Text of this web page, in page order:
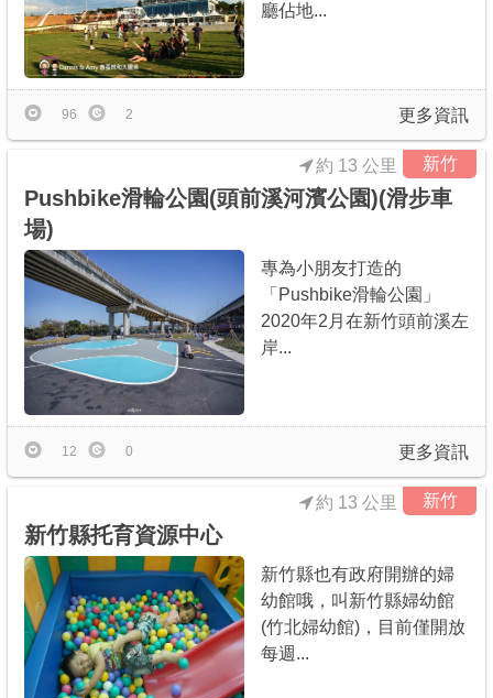
廳佔地...
更多資訊
96 2
新竹
約 13 公里
Pushbike滑輪公園(頭前溪河濱公園)(滑步車
場)
專為小朋友打造的
「Pushbike滑輪公園」
2020年2月在新竹頭前溪左
岸...
更多資訊
12 0
新竹
約 13 公里
新竹縣托育資源中心
新竹縣也有政府開辦的婦
幼館哦，叫新竹縣婦幼館
(竹北婦幼館)，目前僅開放
每週...